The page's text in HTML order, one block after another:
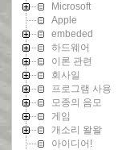
Microsoft
Apple
embeded
하드웨어
이론 관련
회사일
프로그램 사용
모종의 음모
게임
개소리 왈왈
아이디어!